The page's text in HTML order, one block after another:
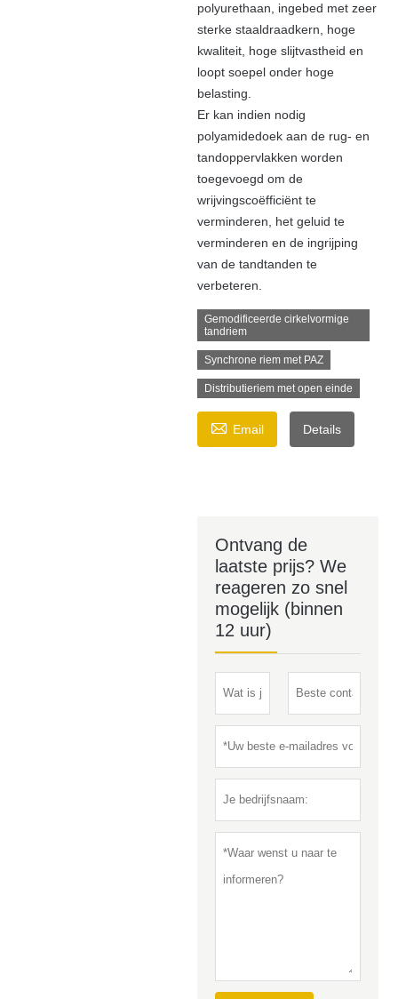
polyurethaan, ingebed met zeer
sterke staaldraadkern, hoge
kwaliteit, hoge slijtvastheid en
loopt soepel onder hoge
belasting.
Er kan indien nodig
polyamidedoek aan de rug- en
tandoppervlakken worden
toegevoegd om de
wrijvingscoëfficiënt te
verminderen, het geluid te
verminderen en de ingrijping
van de tandtanden te
verbeteren.
Gemodificeerde cirkelvormige
tandriem
Synchrone riem met PAZ
Distributieriem met open einde
 Email Details
Ontvang de
laatste prijs? We
reageren zo snel
mogelijk (binnen
12 uur)